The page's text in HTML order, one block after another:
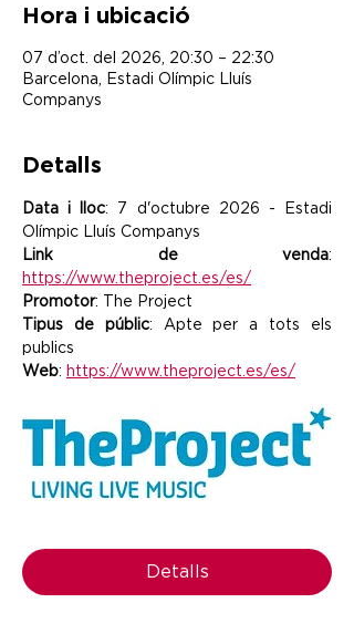
Hora i ubicació
07 d’oct. del 2026, 20:30 – 22:30
Barcelona, Estadi Olímpic Lluís
Companys
Detalls
Data i lloc: 7 d'octubre 2026 - Estadi
Olímpic Lluís Companys
Link de venda
https://www.theproject.es/es/
Promotor: The Project
Tipus de públic: Apte per a tots els
publics
Web: https://www.theproject.es/es/
Detalls